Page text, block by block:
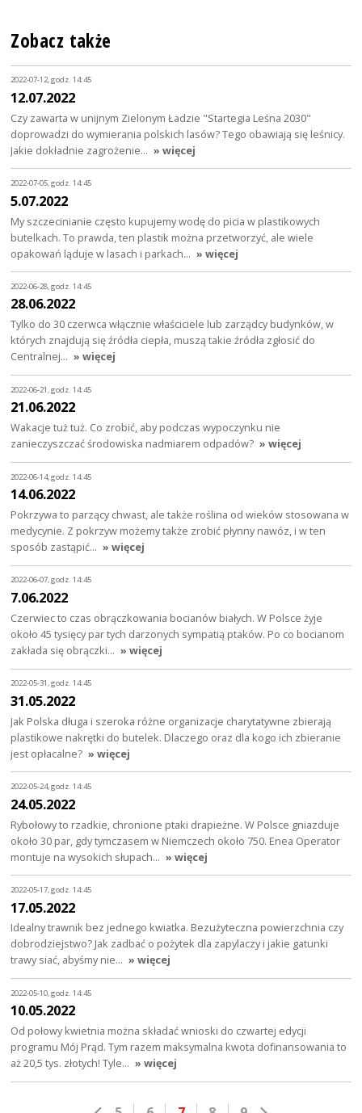
Zobacz także
2022-07-12, godz. 14:45
12.07.2022
Czy zawarta w unijnym Zielonym Ładzie "Startegia Leśna 2030"
doprowadzi do wymierania polskich lasów? Tego obawiają się leśnicy.
Jakie dokładnie zagrożenie… » więcej
2022-07-05, godz. 14:45
5.07.2022
My szczecinianie często kupujemy wodę do picia w plastikowych
butelkach. To prawda, ten plastik można przetworzyć, ale wiele
opakowań ląduje w lasach i parkach… » więcej
2022-06-28, godz. 14:45
28.06.2022
Tylko do 30 czerwca włącznie właściciele lub zarządcy budynków, w
których znajdują się źródła ciepła, muszą takie źródła zgłosić do
Centralnej… » więcej
2022-06-21, godz. 14:45
21.06.2022
Wakacje tuż tuż. Co zrobić, aby podczas wypoczynku nie
zanieczyszczać środowiska nadmiarem odpadów? » więcej
2022-06-14, godz. 14:45
14.06.2022
Pokrzywa to parzący chwast, ale także roślina od wieków stosowana w
medycynie. Z pokrzyw możemy także zrobić płynny nawóz, i w ten
sposób zastąpić… » więcej
2022-06-07, godz. 14:45
7.06.2022
Czerwiec to czas obrączkowania bocianów białych. W Polsce żyje
około 45 tysięcy par tych darzonych sympatią ptaków. Po co bocianom
zakłada się obrączki… » więcej
2022-05-31, godz. 14:45
31.05.2022
Jak Polska długa i szeroka różne organizacje charytatywne zbierają
plastikowe nakrętki do butelek. Dlaczego oraz dla kogo ich zbieranie
jest opłacalne? » więcej
2022-05-24, godz. 14:45
24.05.2022
Rybołowy to rzadkie, chronione ptaki drapieżne. W Polsce gniazduje
około 30 par, gdy tymczasem w Niemczech około 750. Enea Operator
montuje na wysokich słupach… » więcej
2022-05-17, godz. 14:45
17.05.2022
Idealny trawnik bez jednego kwiatka. Bezużyteczna powierzchnia czy
dobrodziejstwo? Jak zadbać o pożytek dla zapylaczy i jakie gatunki
trawy siać, abyśmy nie… » więcej
2022-05-10, godz. 14:45
10.05.2022
Od połowy kwietnia można składać wnioski do czwartej edycji
programu Mój Prąd. Tym razem maksymalna kwota dofinansowania to
aż 20,5 tys. złotych! Tyle… » więcej